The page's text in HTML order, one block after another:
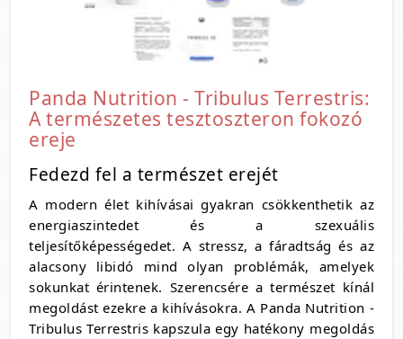
Panda Nutrition - Tribulus Terrestris:
A természetes tesztoszteron fokozó
ereje
Fedezd fel a természet erejét
A modern élet kihívásai gyakran csökkenthetik az
energiaszintedet és a szexuális
teljesítőképességedet. A stressz, a fáradtság és az
alacsony libidó mind olyan problémák, amelyek
sokunkat érintenek. Szerencsére a természet kínál
megoldást ezekre a kihívásokra. A Panda Nutrition -
Tribulus Terrestris kapszula egy hatékony megoldás